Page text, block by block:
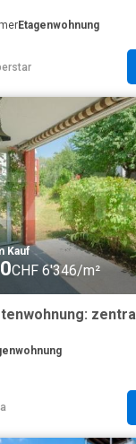
Etagenwohnung
Kauf
CHF 6'346/m²